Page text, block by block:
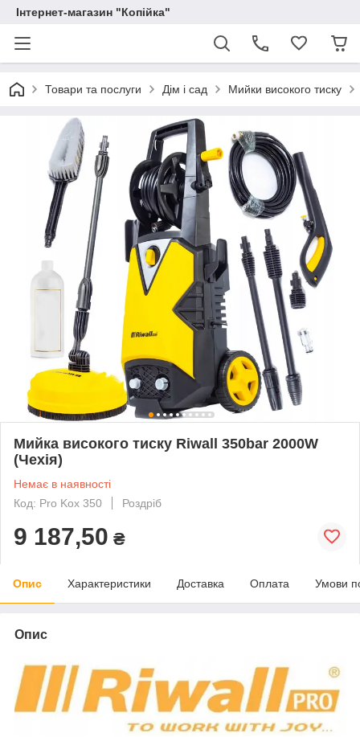
Інтернет-магазин "Копійка"
Товари та послуги Дім і сад Мийки високого тиску
Мийка високого тиску Riwall 350bar 2000W
(Чехія)
Немає в наявності
Код: Pro Kox 350
Роздріб
9 187,50 ₴
Опис Характеристики Доставка Оплата Умови
Опис